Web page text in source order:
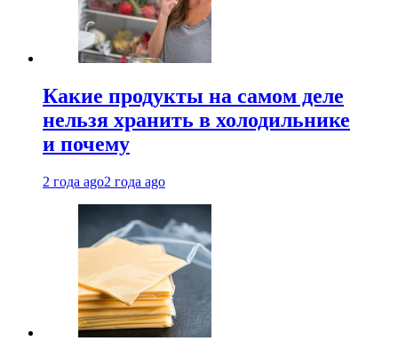
Какие продукты на самом деле
нельзя хранить в холодильнике
и почему
2 года ago2 года ago